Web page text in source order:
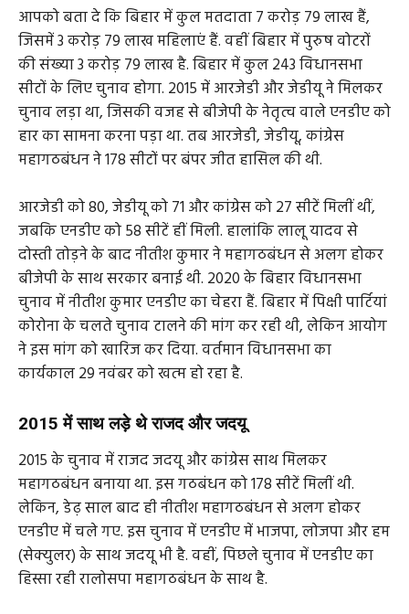
आपको बता दे कि बिहार में कुल मतदाता 7 करोड़ 79 लाख हैं,
जिसमें 3 करोड़ 79 लाख महिलाएं हैं. वहीं बिहार में पुरुष वोटरों
की संख्या 3 करोड़ 79 लाख है. बिहार में कुल 243 विधानसभा
सीटों के लिए चुनाव होगा. 2015 में आरजेडी और जेडीयू ने मिलकर
चुनाव लड़ा था, जिसकी वजह से बीजेपी के नेतृत्व वाले एनडीए को
हार का सामना करना पड़ा था. तब आरजेडी, जेडीयू, कांग्रेस
महागठबंधन ने 178 सीटों पर बंपर जीत हासिल की थी.
आरजेडी को 80, जेडीयू को 71 और कांग्रेस को 27 सीटें मिलीं थीं,
जबकि एनडीए को 58 सीटें हीं मिली. हालांकि लालू यादव से
दोस्ती तोड़ने के बाद नीतीश कुमार ने महागठबंधन से अलग होकर
बीजेपी के साथ सरकार बनाई थी. 2020 के बिहार विधानसभा
चुनाव में नीतीश कुमार एनडीए का चेहरा हैं. बिहार में पिक्षी पार्टियां
कोरोना के चलते चुनाव टालने की मांग कर रही थी, लेकिन आयोग
ने इस मांग को खारिज कर दिया. वर्तमान विधानसभा का
कार्यकाल 29 नवंबर को खत्म हो रहा है.
2015 में साथ लड़े थे राजद और जदयू
2015 के चुनाव में राजद जदयू और कांग्रेस साथ मिलकर
महागठबंधन बनाया था. इस गठबंधन को 178 सीटें मिलीं थी.
लेकिन, डेढ़ साल बाद ही नीतीश महागठबंधन से अलग होकर
एनडीए में चले गए. इस चुनाव में एनडीए में भाजपा, लोजपा और हम
(सेक्युलर) के साथ जदयू भी है. वहीं, पिछले चुनाव में एनडीए का
हिस्सा रही रालोसपा महागठबंधन के साथ है.